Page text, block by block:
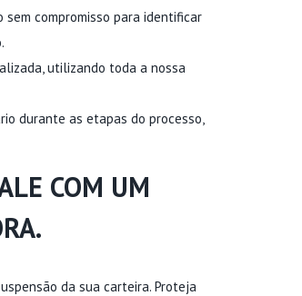
compromisso para identificar
utilizando toda a nossa
durante as etapas do processo,
COM UM
da sua carteira. Proteja